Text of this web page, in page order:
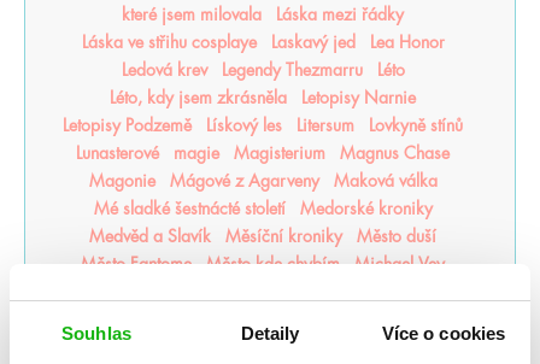
Souhlas Detaily Více o cookies
které jsem milovala
Láska mezi řádky
Láska ve střihu cosplaye
Laskavý jed
Lea Honor
Ledová krev
Legendy Thezmarru
Léto
Léto, kdy jsem zkrásněla
Letopisy Narnie
Letopisy Podzemě
Lískový les Litersum
Lovkyně stínů
Lunasterové
magie Magisterium
Magnus Chase
Magonie
Mágové z Agarveny
Maková válka
Mé sladké šestnácté století
Medorské kroniky
Medvěd a Slavík
Měsíční kroniky
Město duší
Město Fantome
Město kde chybím
Michael Vey
Můj život s Walterovic kluky